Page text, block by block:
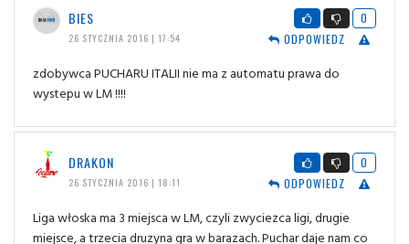
BIES
26 STYCZNIA 2016 | 17:54
0
ODPOWIEDZ
zdobywca PUCHARU ITALII nie ma z automatu prawa do
wystepu w LM !!!!
DRAKON
26 STYCZNIA 2016 | 18:11
0
ODPOWIEDZ
Liga włoska ma 3 miejsca w LM, czyli zwyciezca ligi, drugie
miejsce, a trzecia druzyna gra w barazach. Puchar daje nam co